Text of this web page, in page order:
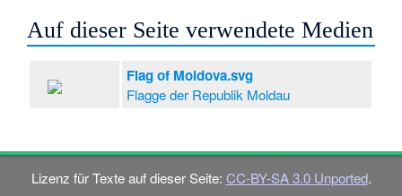
Auf dieser Seite verwendete Medien
Flag of Moldova.svg
Flagge der Republik Moldau
Lizenz für Texte auf dieser Seite: CC-BY-SA 3.0 Unported.